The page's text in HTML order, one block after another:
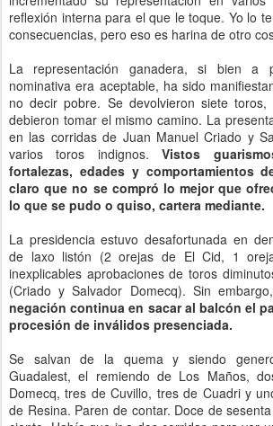
reflexión interna para el que le toque. Yo lo
consecuencias, pero eso es harina de otro
La representación ganadera, si bien a
nominativa era aceptable, ha sido
no decir pobre. Se devolvieron siete
debieron tomar el mismo camino. La
en las corridas de Juan Manuel Criado y
varios toros indignos.Vistos
fortalezas, edades y comportamientos
claro que no se compró lo mejor que
lo que se pudo o quiso, cartera mediante.
La presidencia estuvo desafortunada en
de laxo listón (2 orejas de El Cid, 1
inexplicables aprobaciones de toros
(Criado y Salvador Domecq). Sin
negación continua en sacar al balcón el
procesión de inválidos presenciada.
Se salvan de la quema y siendo
Guadalest, el remiendo de Los Maños,
Domecq, tres de Cuvillo, tres de Cuadri y
de Resina. Paren de contar. Doce de